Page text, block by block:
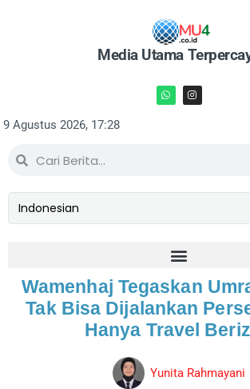
Media Utama
9 Agustus 2026, 17:28
Wamenhaj Tegaskan
Tak Bisa Dijalankan
Hanya Travel
Yunita Rahmayani